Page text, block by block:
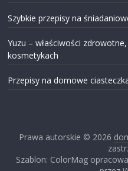
Szybkie przepisy na
Yuzu – właściwości
kosmetykach
Przepisy na domowe
Prawa autorskie © 2026
Szablon: ColorMag